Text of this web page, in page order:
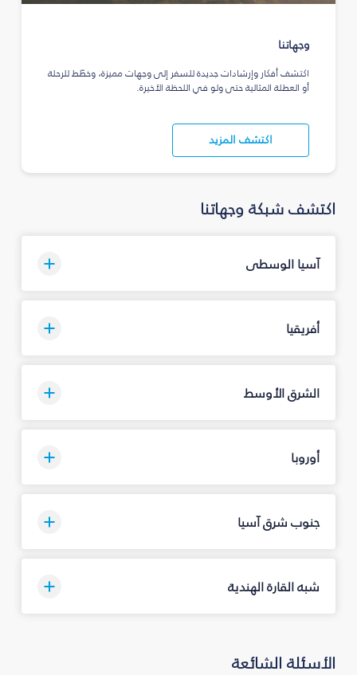
وجهاتنا
اكتشف أفكار وإرشادات جديدة للسفر إلى وجهات مميزة، وخطّط للرحلة
أو العطلة المثالية حتى ولو في اللحظة الأخيرة.
اكتشف المزيد
اكتشف شبكة وجهاتنا
آسيا الوسطى
أفريقيا
الشرق الأوسط
أوروبا
جنوب شرق آسيا
شبه القارة الهندية
الأسئلة الشائعة